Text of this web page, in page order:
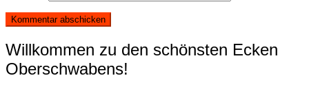
Willkommen zu den schönsten Ecken
Oberschwabens!